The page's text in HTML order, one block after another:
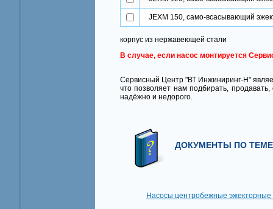
JEXM 150, само-всасывающий
корпус из нержавеющей стали
В случае, если насос монтируется
Сервисный Центр "ВТ Инжиниринг-Н"
что позволяет нам подбирать,
надёжно и недорого.
ДОКУМЕНТЫ ПО
Насосы центробежные эжекторные